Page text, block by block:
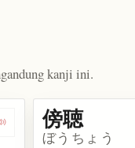
kanji ini.
Dengarkan kosakata 側
傍聴
ぼうちょう